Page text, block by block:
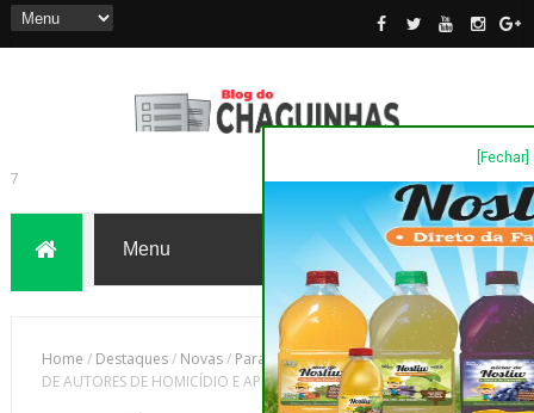
[Fechar]
7
Home / Destaques/ Novas/ Paraná/POLÍCIA MILITAR FAZ PRISÃO
DE AUTORES DE HOMICÍDIO E APREENSÃO DE ARMA DE FOGO